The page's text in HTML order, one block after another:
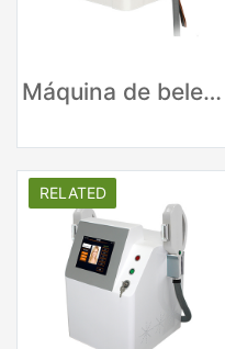
Máquina de beleza a laser IPL de fornecedores da China
RELATED